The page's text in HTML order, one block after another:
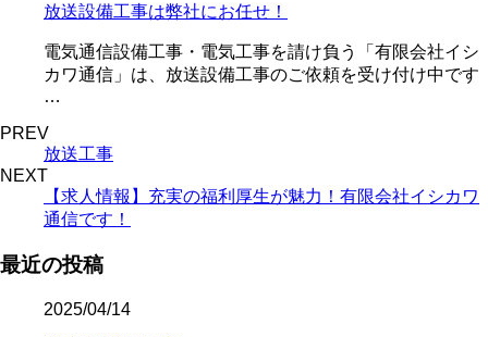
放送設備工事は弊社にお任せ！
電気通信設備工事・電気工事を請け負う「有限会社イシ
カワ通信」は、放送設備工事のご依頼を受け付け中です
…
PREV
放送工事
NEXT
【求人情報】充実の福利厚生が魅力！有限会社イシカワ
通信です！
最近の投稿
2025/04/14